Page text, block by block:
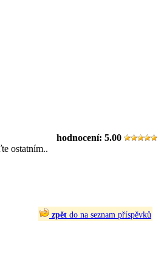
hodnocení: 5.00
ostatním..
zpět do na seznam příspěvků